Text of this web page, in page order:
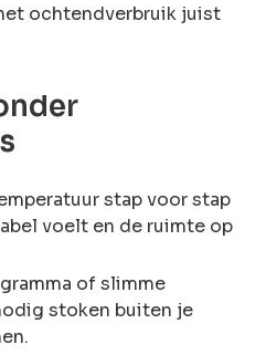
ochtendverbruik juist
stap voor stap
voelt en de ruimte op
of slimme
stoken buiten je